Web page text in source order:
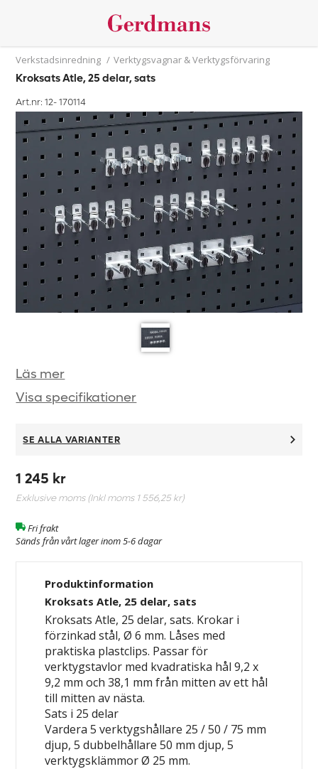
Verkstadsinredning / Verktygsvagnar & Verktygsförvaring
Kroksats Atle, 25 delar, sats
Art.nr: 12-170114
Läs mer
Visa specifikationer
SE ALLA VARIANTER
1 245 kr
Exklusive moms (Inkl moms 1 556,25 kr)
Fri frakt
Sänds från vårt lager inom 5-6 dagar
Produktinformation
Kroksats Atle, 25 delar, sats
Kroksats Atle, 25 delar, sats. Krokar i
förzinkad stål, Ø 6 mm. Låses med
praktiska plastclips. Passar för
verktygstavlor med kvadratiska hål 9,2 x
9,2 mm och 38,1 mm från mitten av ett hål
till mitten av nästa.
Sats i 25 delar
Vardera 5 verktygshållare 25 / 50 / 75 mm
djup, 5 dubbelhållare 50 mm djup, 5
verktygsklämmor Ø 25 mm.